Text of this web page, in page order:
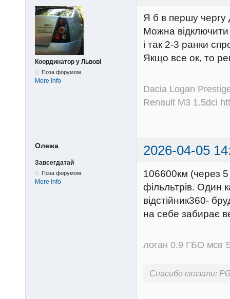
Координатор у Львові
Поза форумом
More info
Я б в першу чергу
Можна відключити
і так 2-3 ранки
Якщо все ок, то
Dacia Logan
Renault M3 1.5dci
Олежа 2026-04-05
Завсегдатай
Поза форумом
More info
106600км (через 5
фільльтрів. Один
відстійник360-
на себе забирає
логан 0.9 ГБО мсв
Спасибо сказали: